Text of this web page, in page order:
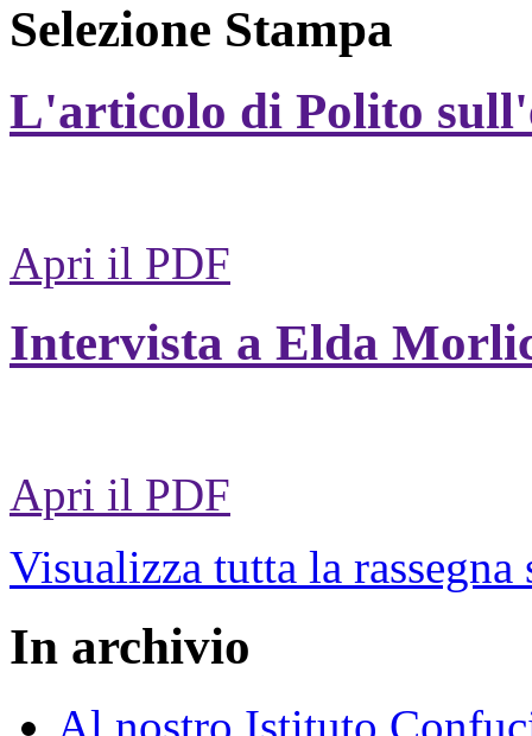
Selezione Stampa
L'articolo di Polito
Apri il PDF
Intervista a Elda
Apri il PDF
Visualizza tutta la rassegna
In archivio
Al nostro Istituto